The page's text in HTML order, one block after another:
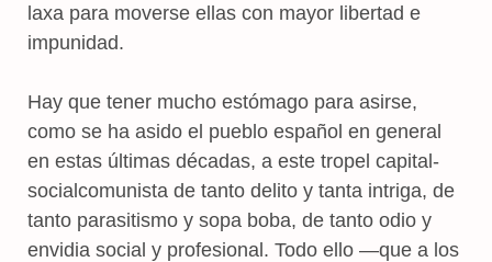
laxa para moverse ellas con mayor libertad e
impunidad.
Hay que tener mucho estómago para asirse,
como se ha asido el pueblo español en general
en estas últimas décadas, a este tropel capital-
socialcomunista de tanto delito y tanta intriga, de
tanto parasitismo y sopa boba, de tanto odio y
envidia social y profesional. Todo ello —que a los